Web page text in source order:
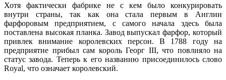
Хотя фактически фабрике не с кем было конкурировать
внутри страны, так как она стала первым в Англии
фарфоровым предприятием, с самого начала здесь была
поставлена высокая планка. Завод выпускал фарфор, который
привлек внимание королевских персон. В 1788 году на
предприятие прибыл сам король Георг III, что повлияло на
статус завода. Теперь к его названию присоединилось слово
Royal, что означает королевский.